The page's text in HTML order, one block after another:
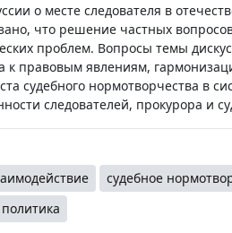
о месте следователя в
что решение частных
проблем. Вопросы темы
к правовым явлениям,
судебного нормотворчества в
следователей, прокурора и
судебное